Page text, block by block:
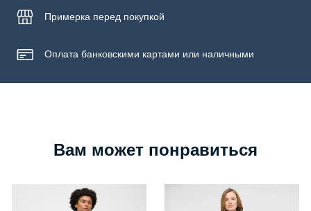
Примерка перед покупкой
Оплата банковскими картами или наличными
Вам может понравиться